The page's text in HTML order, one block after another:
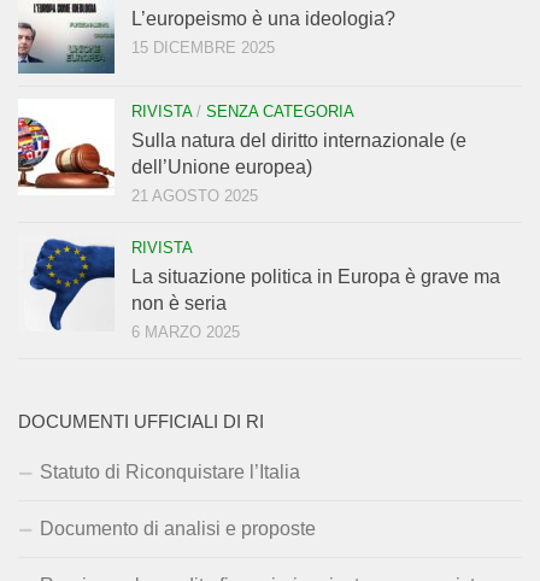
L’europeismo è una ideologia?
15 DICEMBRE 2025
RIVISTA/ SENZA CATEGORIA
Sulla natura del diritto internazionale (e
dell’Unione europea)
21 AGOSTO 2025
RIVISTA
La situazione politica in Europa è grave ma
non è seria
6 MARZO 2025
DOCUMENTI UFFICIALI DI RI
Statuto di Riconquistare l’Italia
Documento di analisi e proposte